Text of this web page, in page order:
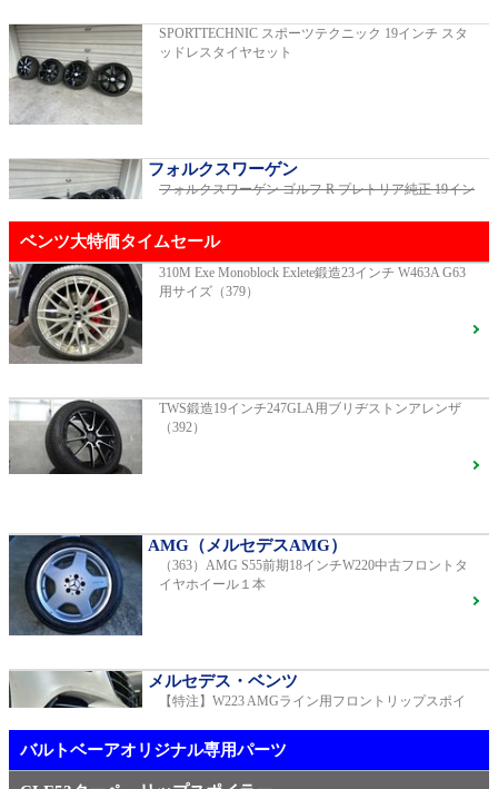
GT53 4MATIC+ ダイナミックプラスパッ
ケージご成約済
2024年モデル 車検2027年01月 走行8,500km
2018年モデル 車検 走行23,500km
ベンツ中古車在庫車情報
SPORTTECHNIC スポーツテクニック 19インチ スタ
ッドレスタイヤセット
フォルクスワーゲン
フォルクスワーゲン ゴルフ R プレトリア純正 19イン
AMG（メルセデスAMG）
R231 SL400 ロルフハルトゲ20インチアルミホイール
【中古タイヤ美品】ピレリPゼロネロ255/30/20 5分山1
本売り（TY005）
メルセデス・ベンツ
TWS EX-fMⅡ Monoblock 20インチ メルセデスベンツ
専用 中古 W213 E53用（405）
ベンツ大特価タイムセール
310M Exe Monoblock Exlete鍛造23インチ W463A G63
用サイズ（379）
TWS鍛造19インチ247GLA用ブリヂストンアレンザ
（392）
AMG（メルセデスAMG）
（363）AMG S55前期18インチW220中古フロントタ
イヤホイール１本
メルセデス・ベンツ
【特注】W223 AMGライン用フロントリップスポイ
バルトベーアオリジナル専用パーツ